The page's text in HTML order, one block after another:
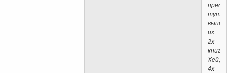
тут
их
2х
книг
Хей,
4х